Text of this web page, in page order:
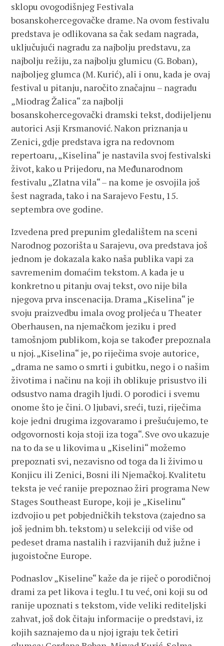
sklopu ovogodišnjeg Festivala
bosanskohercegovačke drame. Na ovom festivalu
predstava je odlikovana sa čak sedam nagrada,
uključujući nagradu za najbolju predstavu, za
najbolju režiju, za najbolju glumicu (G. Boban),
najboljeg glumca (M. Kurić), ali i onu, kada je ovaj
festival u pitanju, naročito značajnu – nagradu
„Miodrag Žalica“ za najbolji
bosanskohercegovački dramski tekst, dodijeljenu
autorici Asji Krsmanović. Nakon priznanja u
Zenici, gdje predstava igra na redovnom
repertoaru, „Kiselina“ je nastavila svoj festivalski
život, kako u Prijedoru, na Međunarodnom
festivalu „Zlatna vila“ – na kome je osvojila još
šest nagrada, tako i na Sarajevo Festu, 15.
septembra ove godine.
Izvedena pred prepunim gledalištem na sceni
Narodnog pozorišta u Sarajevu, ova predstava još
jednom je dokazala kako naša publika vapi za
savremenim domaćim tekstom. A kada je u
konkretno u pitanju ovaj tekst, ovo nije bila
njegova prva inscenacija. Drama „Kiselina“ je
svoju praizvedbu imala ovog proljeća u Theater
Oberhausen, na njemačkom jeziku i pred
tamošnjom publikom, koja se također prepoznala
u njoj. „Kiselina“ je, po riječima svoje autorice,
„drama ne samo o smrti i gubitku, nego i o našim
životima i načinu na koji ih oblikuje prisustvo ili
odsustvo nama dragih ljudi. O porodici i svemu
onome što je čini. O ljubavi, sreći, tuzi, riječima
koje jedni drugima izgovaramo i prešućujemo, te
odgovornosti koja stoji iza toga“. Sve ovo ukazuje
na to da se u likovima u „Kiselini“ možemo
prepoznati svi, nezavisno od toga da li živimo u
Konjicu ili Zenici, Bosni ili Njemačkoj. Kvalitetu
teksta je već ranije prepoznao žiri programa New
Stages Southeast Europe, koji je „Kiselinu“
izdvojio u pet pobjedničkih tekstova (zajedno sa
još jednim bh. tekstom) u selekciji od više od
pedeset drama nastalih i razvijanih duž južne i
jugoistočne Europe.
Podnaslov „Kiseline“ kaže da je riječ o porodičnoj
drami za pet likova i teglu. I tu već, oni koji su od
ranije upoznati s tekstom, vide veliki rediteljski
zahvat, još dok čitaju informacije o predstavi, iz
kojih saznajemo da u njoj igraju tek četiri